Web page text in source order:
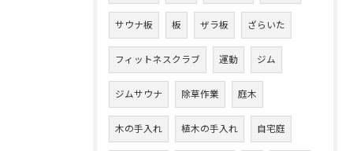
サウナ板 板 ザラ板 ざらいた
フィットネスクラブ 運動 ジム
ジムサウナ 除草作業 庭木
木の手入れ 植木の手入れ 自宅庭